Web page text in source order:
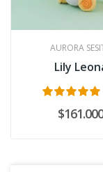
AURORA
Lily